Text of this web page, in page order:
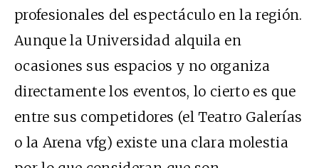
profesionales del espectáculo en la región.
Aunque la Universidad alquila en
ocasiones sus espacios y no organiza
directamente los eventos, lo cierto es que
entre sus competidores (el Teatro Galerías
o la Arena vfg) existe una clara molestia